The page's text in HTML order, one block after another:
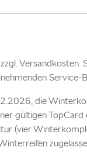
Service-
die
gültigen
(vier